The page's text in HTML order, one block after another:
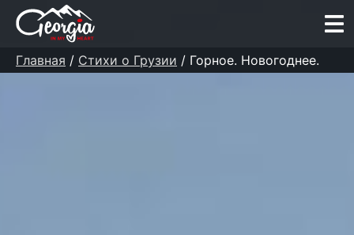
Главная / Стихи о Грузии / Горное. Новогоднее.